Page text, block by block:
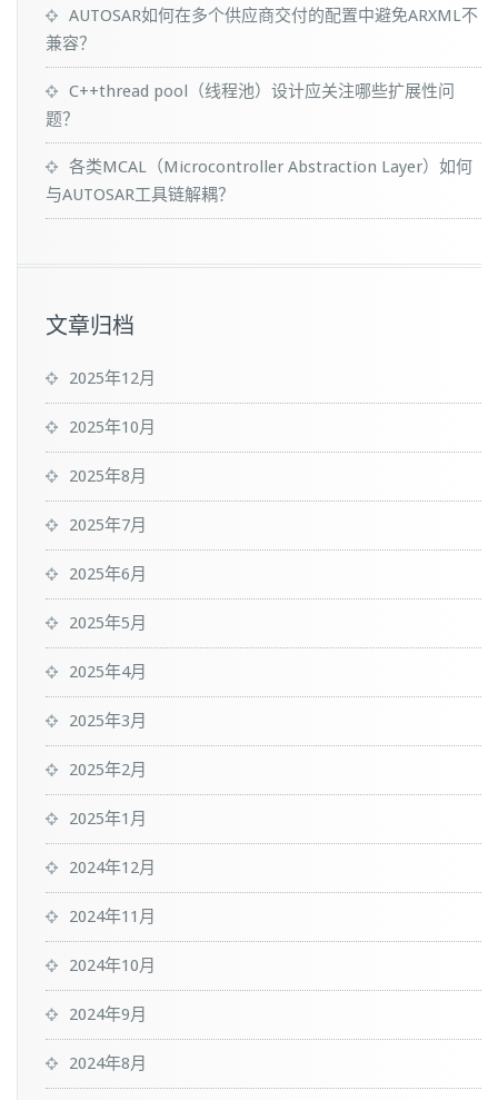
AUTOSAR如何在多个供应商交付的配置中避免ARXML不
兼容？
C++thread pool（线程池）设计应关注哪些扩展性问
题？
各类MCAL（Microcontroller Abstraction Layer）如何
与AUTOSAR工具链解耦？
文章归档
2025年12月
2025年10月
2025年8月
2025年7月
2025年6月
2025年5月
2025年4月
2025年3月
2025年2月
2025年1月
2024年12月
2024年11月
2024年10月
2024年9月
2024年8月